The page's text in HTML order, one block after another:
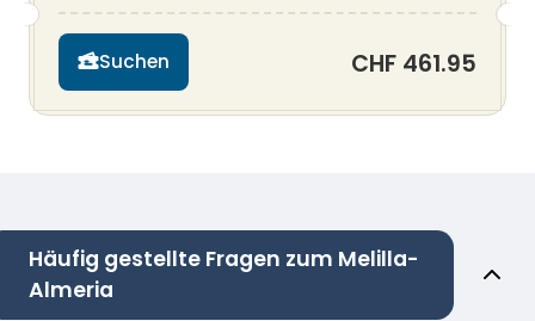
Suchen CHF 461.95
Häufig gestellte Fragen zum Melilla-
Almeria